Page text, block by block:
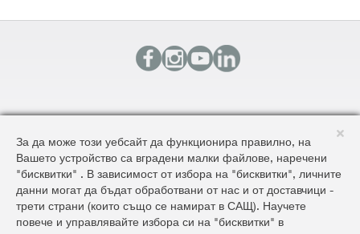
КАРТА НА САЙТА
ОБЩИ УСЛОВИЯ ЗА ДОСТАВКА И ПРОДАЖБА
ОБЩИ УСЛОВИЯ НА САЙТА И ЗАЩИТА НА ЛИЧНИТЕ ДАННИ
©2026 AluKönigStahl
За да може този уебсайт да функционира правилно, на
Вашето устройство са вградени малки файлове, наречени
"бисквитки" . В зависимост от избора на "бисквитки", личните
данни могат да бъдат обработвани от нас и от доставчици -
трети страни (които също се намират в САЩ). Научете
повече и управлявайте избора си на "бисквитки" в